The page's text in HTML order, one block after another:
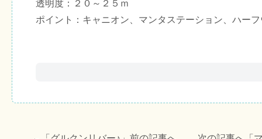
透明度：２０～２５ｍ
ポイント：キャニオン、マンタステーション、ハー